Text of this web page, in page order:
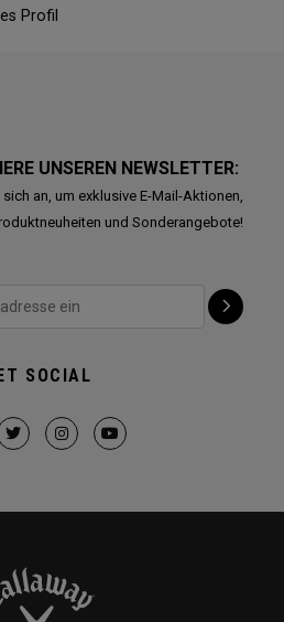
Profil
UNSEREN NEWSLETTER:
sich an, um exklusive E-Mail-Aktionen,
und Sonderangebote!
SOCIAL